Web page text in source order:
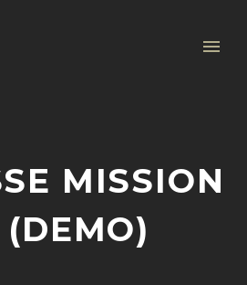
MISSION
(DEMO)